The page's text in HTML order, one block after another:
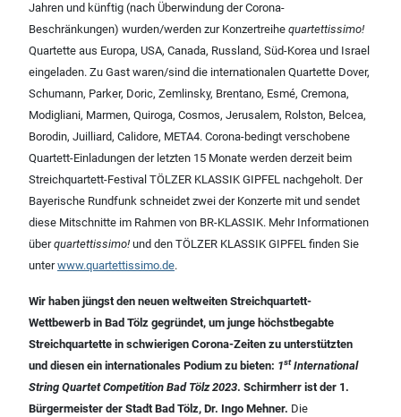
Jahren und künftig (nach Überwindung der Corona-
Beschränkungen) wurden/werden zur Konzertreihe quartettissimo!
Quartette aus Europa, USA, Canada, Russland, Süd-Korea und Israel
eingeladen. Zu Gast waren/sind die internationalen Quartette Dover,
Schumann, Parker, Doric, Zemlinsky, Brentano, Esmé, Cremona,
Modigliani, Marmen, Quiroga, Cosmos, Jerusalem, Rolston, Belcea,
Borodin, Juilliard, Calidore, META4. Corona-bedingt verschobene
Quartett-Einladungen der letzten 15 Monate werden derzeit beim
Streichquartett-Festival TÖLZER KLASSIK GIPFEL nachgeholt. Der
Bayerische Rundfunk schneidet zwei der Konzerte mit und sendet
diese Mitschnitte im Rahmen von BR-KLASSIK. Mehr Informationen
überquartettissimo! und den TÖLZER KLASSIK GIPFEL finden Sie
unterwww.quartettissimo.de.
Wir haben jüngst den neuen weltweiten Streichquartett-
Wettbewerb in Bad Tölz gegründet, um junge höchstbegabte
Streichquartette in schwierigen Corona-Zeiten zu unterstützten
und diesen ein internationales Podium zu bieten: 1stInternational
String Quartet Competition Bad Tölz 2023. Schirmherr ist der 1.
Bürgermeister der Stadt Bad Tölz, Dr. Ingo Mehner. Die